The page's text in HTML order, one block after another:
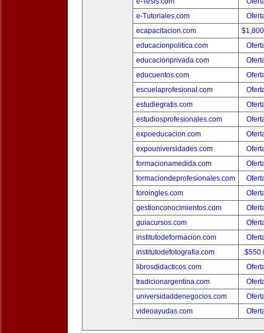
e-Tutoriales.com
ecapacitacion.com
educacionpolitica.com
educacionprivada.com
educuentos.com
escuelaprofesional.com
estudiegratis.com
estudiosprofesionales.com
expoeducacion.com
expouniversidades.com
formacionamedida.com
formaciondeprofesionales.com
foroingles.com
gestionconocimientos.com
guiacursos.com
institutodeformacion.com
institutodefotografia.com
librosdidacticos.com
tradicionargentina.com
universidaddenegocios.com
videoayudas.com